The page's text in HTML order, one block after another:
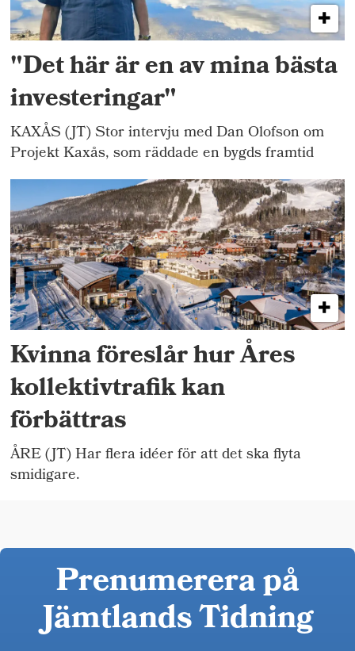
"Det här är en av mina bästa
investeringar"
KAXÅS (JT) Stor intervju med Dan Olofson om
Projekt Kaxås, som räddade en bygds framtid
Kvinna föreslår hur Åres
kollektivtrafik kan
förbättras
ÅRE (JT) Har flera idéer för att det ska flyta
smidigare.
Prenumerera på
Jämtlands Tidning